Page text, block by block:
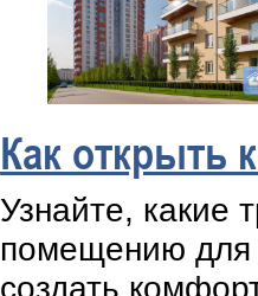
Как открыть
Узнайте, какие
помещению для
создать